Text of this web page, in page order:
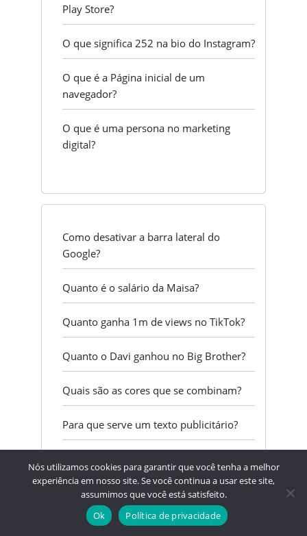
Play Store?
O que significa 252 na bio do Instagram?
O que é a Página inicial de um
navegador?
O que é uma persona no marketing
digital?
Como desativar a barra lateral do
Google?
Quanto é o salário da Maisa?
Quanto ganha 1m de views no TikTok?
Quanto o Davi ganhou no Big Brother?
Quais são as cores que se combinam?
Para que serve um texto publicitário?
Qual cargo vem depois de analista
financeiro?
Nós utilizamos cookies para garantir que você tenha a melhor
experiência em nosso site. Se você continua a usar este site,
assumimos que você está satisfeito.
Ok
Política de privacidade